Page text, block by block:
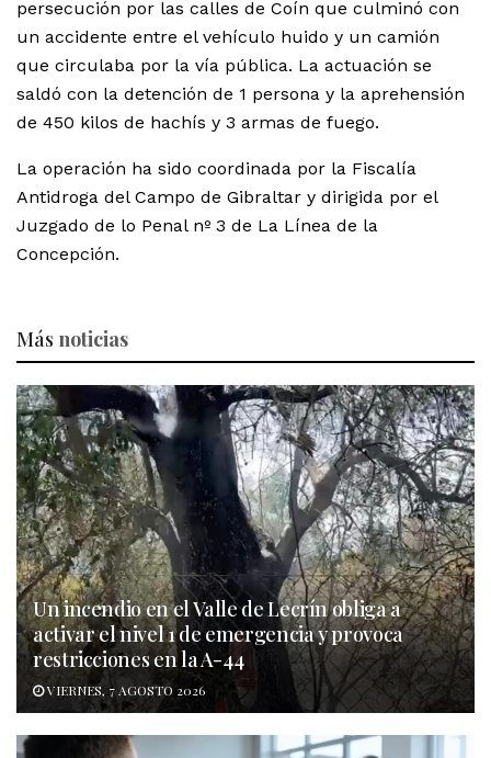
persecución por las calles de Coín que culminó con
un accidente entre el vehículo huido y un camión
que circulaba por la vía pública. La actuación se
saldó con la detención de 1 persona y la aprehensión
de 450 kilos de hachís y 3 armas de fuego.
La operación ha sido coordinada por la Fiscalía
Antidroga del Campo de Gibraltar y dirigida por el
Juzgado de lo Penal nº 3 de La Línea de la
Concepción.
Más noticias
Un incendio en el Valle de Lecrín obliga a
activar el nivel 1 de emergencia y provoca
restricciones en la A-44
VIERNES, 7 AGOSTO 2026